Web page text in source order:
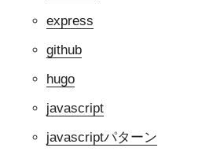
express
github
hugo
javascript
javascriptパターン